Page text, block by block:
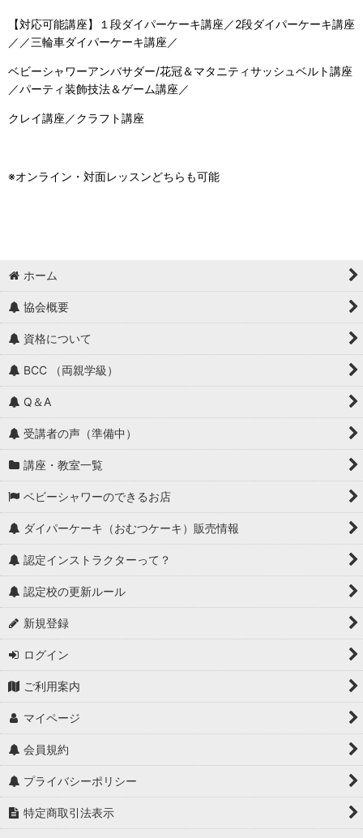
【対応可能講座】１段ダイパーケーキ講座／2段ダイパーケーキ講座
／／三輪車ダイパーケーキ講座／
ベビーシャワーアンバサダー/花冠＆マタニティサッシュベルト講座
／パーティ装飾技法＆ゲーム講座／
クレイ講座／クラフト講座
※オンライン・対面レッスンどちらも可能
ホーム
協会概要
資格について
BCC （両親学級）
Q＆A
受講者の声（準備中）
講座・教室一覧
ベビーシャワーのできるお店
ダイパーケーキ（おむつケーキ）販売情報
認定インストラクターって？
認定校の更新ルール
新規登録
ログイン
ご利用案内
マイページ
会員規約
プライバシーポリシー
特定商取引法表示